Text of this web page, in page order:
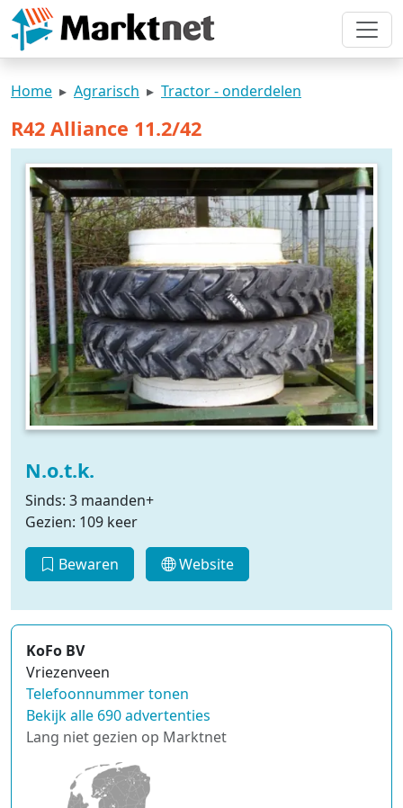
Home Agrarisch Tractor - onderdelen
R42 Alliance 11.2/42
N.o.t.k.
Sinds: 3 maanden+
Gezien: 109 keer
Bewaren Website
KoFo BV
Vriezenveen
Telefoonnummer tonen
Bekijk alle 690 advertenties
Lang niet gezien op Marktnet